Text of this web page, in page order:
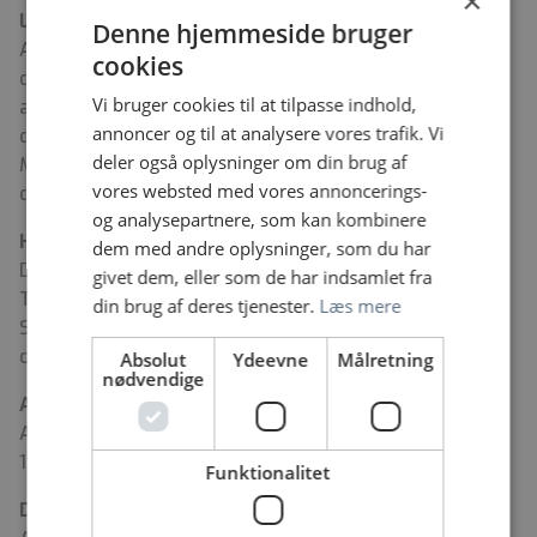
Løn og ansættelsesforhold
Ansættelse som speciallægen i henhold til
overenskomst for speciallæger. Stillingen er omfattet
af Ny Løn, hvilket betyder, at der ved samtalen skal
drøftes gensidige forventninger til lønniveau.
Mulighed for ansættelse som overlæge afhængig af
dine kvalifikationer.
Hør mere
Du er velkommen til at kontakte cheflæge Anette
Tanderup, telefon 2137 4798, eller ledende overlæge
Søren Kasch, telefon 4061 3163, for yderligere
oplysninger.
Ansættelsessamtaler
Ansættelsessamtaler forventes afholdt tirsdag den
13. jan.
Din ansøgning
Denne hjemmeside bruger
cookies
Vi bruger cookies til at tilpasse indhold,
annoncer og til at analysere vores trafik. Vi
deler også oplysninger om din brug af
vores websted med vores annoncerings-
og analysepartnere, som kan kombinere
dem med andre oplysninger, som du har
givet dem, eller som de har indsamlet fra
din brug af deres tjenester. Læs mere
Absolut
nødvendige
Ydeevne Målretning
Funktionalitet